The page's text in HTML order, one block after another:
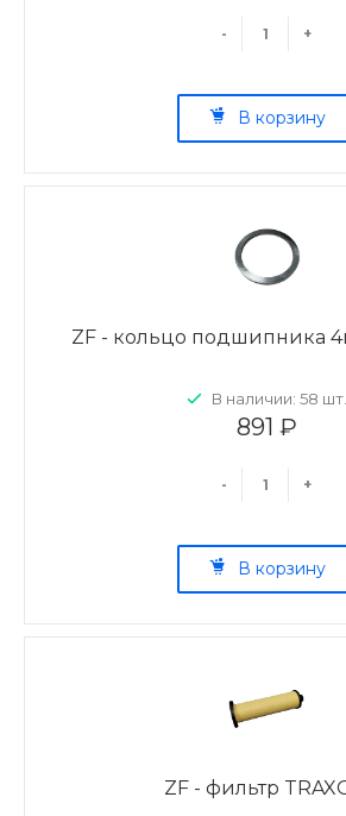
- +
В корзину
ZF - кольцо подшипника
В наличии: 58 шт.
891 ₽
- +
В корзину
ZF - фильтр